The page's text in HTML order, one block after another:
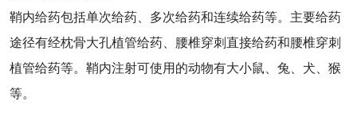
鞘内给药包括单次给药、多次给药和连续给药等。主要给药
途径有经枕骨大孔植管给药、腰椎穿刺直接给药和腰椎穿刺
植管给药等。鞘内注射可使用的动物有大小鼠、兔、犬、猴
等。